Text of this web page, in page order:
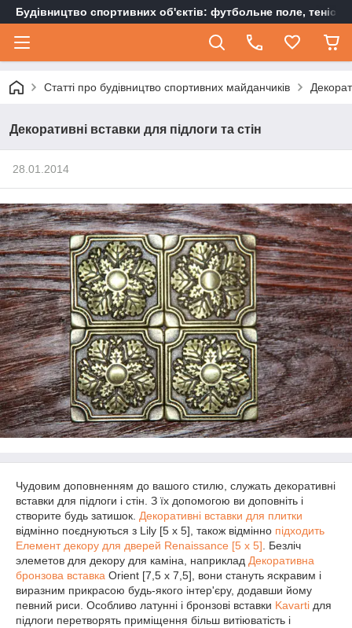
Будівництво спортивних об'єктів: футбольне поле,
Статті про будівництво спортивних майданчиків
Декоративні вставки для підлоги та стін
28.01.2014
Чудовим доповненням до вашого стилю, служать декоративні
вставки для підлоги і стін. З їх допомогою ви доповніть і
створите будь затишок. Декоративні вставки для плитки
відмінно поєднуються з Lily [5 x 5], також відмінно підходить
Елемент декору для дверей Renaissance [5 x 5] . Безліч
элеметов для декору для каміна, наприклад Декоративна
бронзова вставка Orient [7,5 х 7,5], вони стануть яскравим і
виразним прикрасою будь-якого інтер'єру, додавши йому
певний риси. Особливо латунні і бронзові вставки Kavarti для
підлоги перетворять приміщення більш витіюватість і